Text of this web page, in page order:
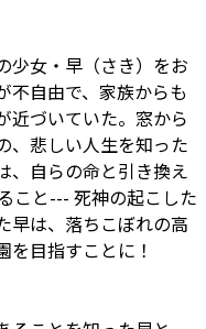
少女・早（さき）をお
不自由で、家族からも
近づいていた。窓から
、悲しい人生を知った
、自らの命と引き換え
こと--- 死神の起こした
早は、落ちこぼれの高
目指すことに！